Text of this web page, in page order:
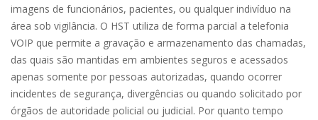
imagens de funcionários, pacientes, ou qualquer indivíduo na
área sob vigilância. O HST utiliza de forma parcial a telefonia
VOIP que permite a gravação e armazenamento das chamadas,
das quais são mantidas em ambientes seguros e acessados
apenas somente por pessoas autorizadas, quando ocorrer
incidentes de segurança, divergências ou quando solicitado por
órgãos de autoridade policial ou judicial. Por quanto tempo